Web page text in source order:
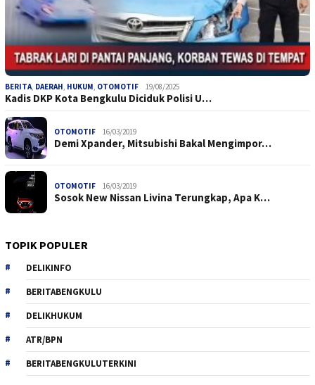
BERITA, DAERAH, HUKUM, OTOMOTIF 19/08/2025
Kadis DKP Kota Bengkulu Diciduk Polisi U…
OTOMOTIF 16/03/2019
Demi Xpander, Mitsubishi Bakal Mengimpor…
OTOMOTIF 16/03/2019
Sosok New Nissan Livina Terungkap, Apa K…
TOPIK POPULER
DELIKINFO
BERITABENGKULU
DELIKHUKUM
ATR/BPN
BERITABENGKULUTERKINI